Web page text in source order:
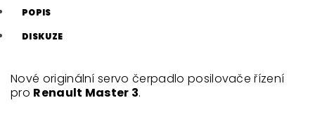
POPIS
DISKUZE
Nové originální servo čerpadlo posilovače řízení
pro Renault Master 3.